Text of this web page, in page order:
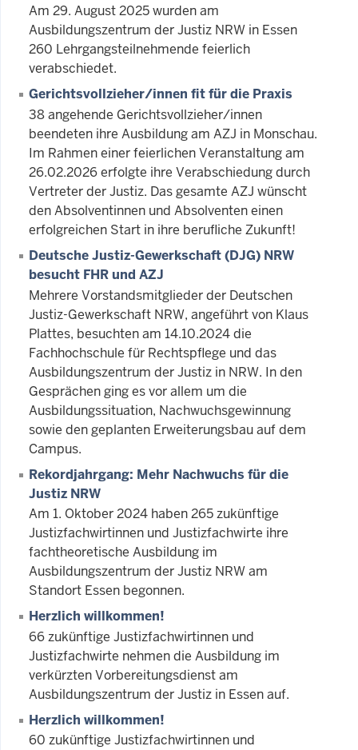
Am 29. August 2025 wurden am
Ausbildungszentrum der Justiz NRW in Essen
260 Lehrgangsteilnehmende feierlich
verabschiedet.
Gerichtsvollzieher/innen fit für die Praxis
38 angehende Gerichtsvollzieher/innen
beendeten ihre Ausbildung am AZJ in Monschau.
Im Rahmen einer feierlichen Veranstaltung am
26.02.2026 erfolgte ihre Verabschiedung durch
Vertreter der Justiz. Das gesamte AZJ wünscht
den Absolventinnen und Absolventen einen
erfolgreichen Start in ihre berufliche Zukunft!
Deutsche Justiz-Gewerkschaft (DJG) NRW
besucht FHR und AZJ
Mehrere Vorstandsmitglieder der Deutschen
Justiz-Gewerkschaft NRW, angeführt von Klaus
Plattes, besuchten am 14.10.2024 die
Fachhochschule für Rechtspflege und das
Ausbildungszentrum der Justiz in NRW. In den
Gesprächen ging es vor allem um die
Ausbildungssituation, Nachwuchsgewinnung
sowie den geplanten Erweiterungsbau auf dem
Campus.
Rekordjahrgang: Mehr Nachwuchs für die
Justiz NRW
Am 1. Oktober 2024 haben 265 zukünftige
Justizfachwirtinnen und Justizfachwirte ihre
fachtheoretische Ausbildung im
Ausbildungszentrum der Justiz NRW am
Standort Essen begonnen.
Herzlich willkommen!
66 zukünftige Justizfachwirtinnen und
Justizfachwirte nehmen die Ausbildung im
verkürzten Vorbereitungsdienst am
Ausbildungszentrum der Justiz in Essen auf.
Herzlich willkommen!
60 zukünftige Justizfachwirtinnen und